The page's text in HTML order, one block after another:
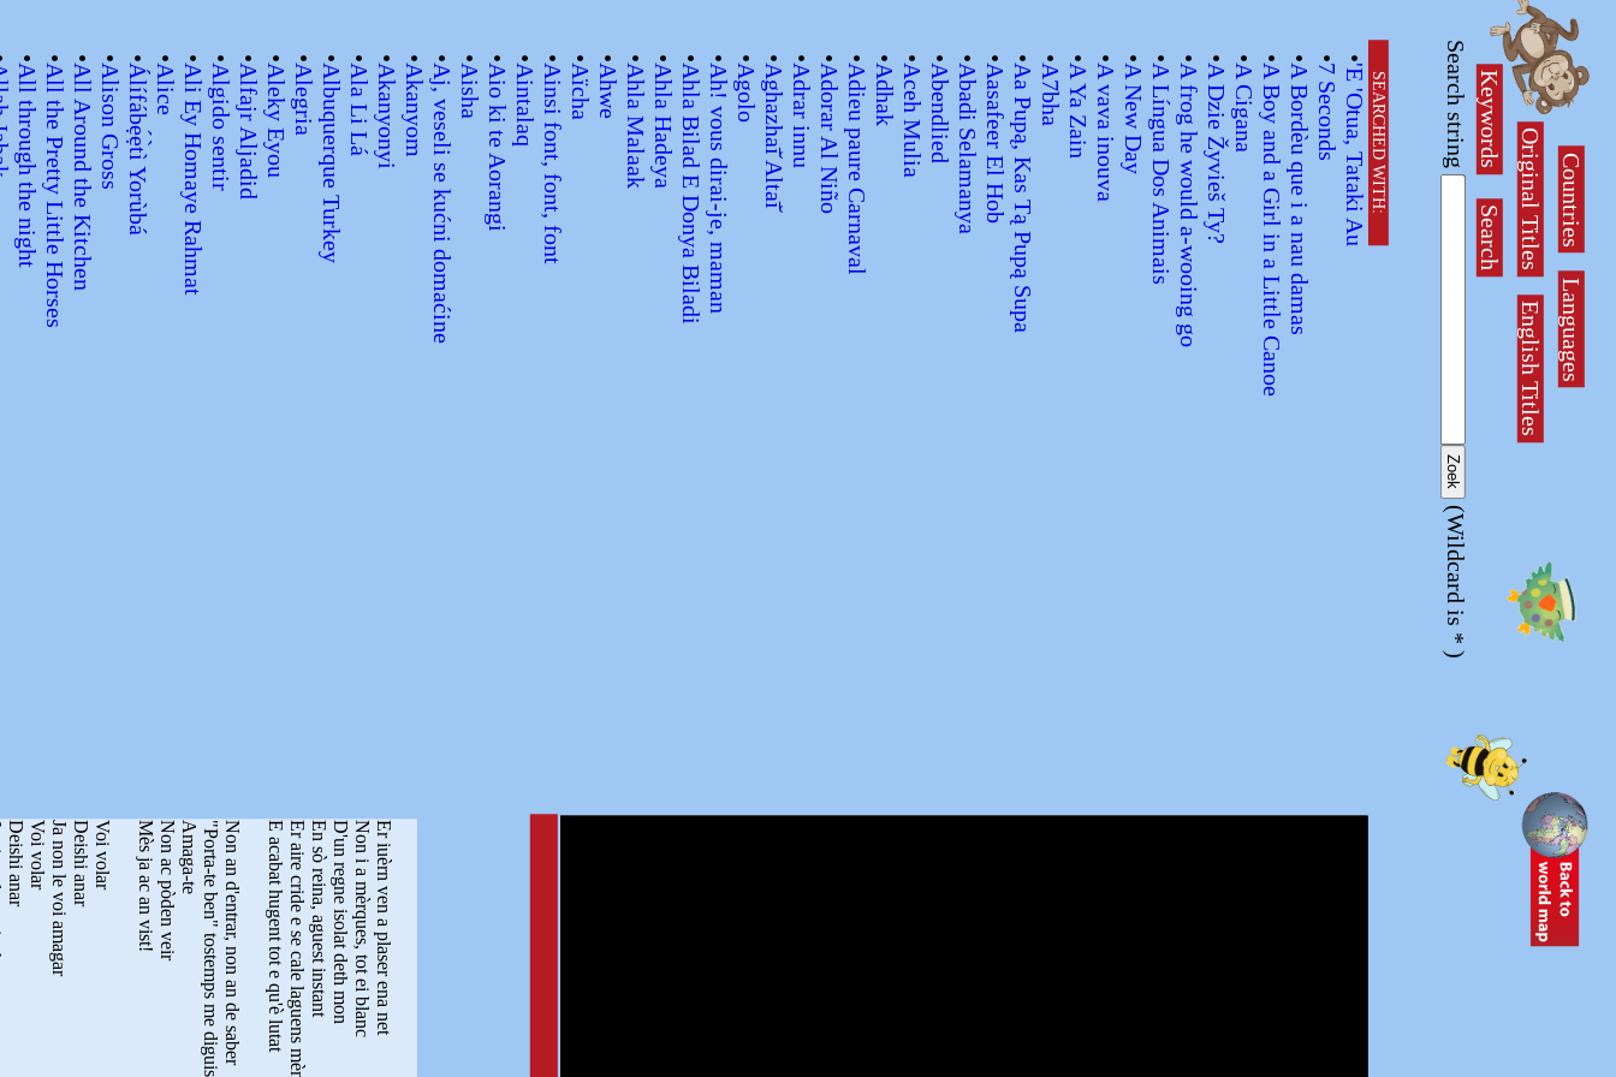
Countries
Languages
Original Titles
English Titles
Keywords
Search
Search string
(Wildcard is * )
SEARCHED WITH:
•
'E 'Otua, Tataki Au
•
7 Seconds
•
A Bordèu que i a nau damas
•
A Boy and a Girl in a Little Canoe
•
A Cigana
•
A Dzie Žyvieš Ty?
•
A frog he would a-wooing go
•
A Língua Dos Animais
•
A New Day
•
A vava inouva
•
A Ya Zain
•
A7bha
•
Aa Pupą, Kas Tą Pupą Supa
•
Aasafeer El Hob
•
Abadi Selamanya
•
Abendlied
•
Aceh Mulia
•
Adhak
•
Adieu paure Carnaval
•
Adorar Al Niño
•
Adrar innu
•
Aghazhaī̆ Altaī̆
•
Agolo
•
Ah! vous dirai-je, maman
•
Ahla Bilad E Donya Biladi
•
Ahla Hadeya
•
Ahla Malaak
•
Ahwe
•
Aïcha
•
Ainsi font, font, font
•
Aintalaq
•
Aio ki te Aorangi
•
Aisha
•
Aj, veseli se kućni domaćine
•
Akanyom
•
Akanyonyi
•
Ala Li Lá
•
Albuquerque Turkey
•
Alegria
•
Aleky Eyou
•
Alfajr Aljadid
•
Algido sentir
•
Ali Ey Homaye Rahmat
•
Alice
•
Álífábẹ́ẹ̀tì Yorùbá
•
Alison Gross
•
All Around the Kitchen
•
All the Pretty Little Horses
•
All through the night
Er iuèrn ven a plaser ena net
Non i a mèrques, tot ei blanc
D'un regne isolat deth mon
En sò reina, aguest instant
Er aire cride e se cale laguens mèn
E acabat hugent tot e qu'è lutat
Non an d'entrar, non an de saber
"Porta-te ben" tostemps me diguis tu
Amaga-te
Non ac pòden veir
Mès ja ac an vist!
Voi volar
Deishi anar
Ja non le voi amagar
Voi volar
Deishi anar